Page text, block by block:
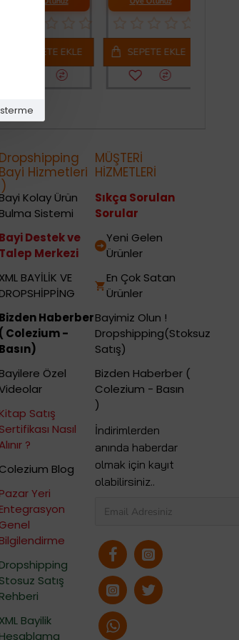
SEPETE EKLE SEPETE EKLE
Dropshipping
Bayi Hizmetleri
Bayi Kolay Ürün
Bulma Sistemi
Bayi Destek ve
Talep Merkezi
XML BAYİLİK VE
DROPSHİPPİNG
Bizden Haberber
( Colezium -
Basın)
Bayilere Özel
Kitap Satış
Sertifikası Nasıl
Alınır ?
Colezium Blog
Pazar Yeri
Entegrasyon
Genel
Bilgilendirme
Dropshipping
Stosuz Satış
Rehberi
XML Bayilik
Hesablama
MÜŞTERİ
HİZMETLERİ
Sıkça Sorulan
Sorular
Yeni Gelen
Ürünler
En Çok Satan
Ürünler
Bayimiz Olun !
Dropshipping(Stoksuz
Satış)
Bizden Haberber (
Colezium - Basın
)
İndirimlerden
anında haberdar
olmak için kayıt
olabilirsiniz..